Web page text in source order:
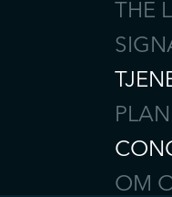
THE
OM